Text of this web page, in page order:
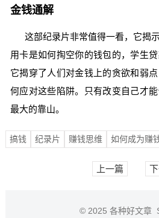
金钱通解
这部纪录片非常值得一看，它揭
用卡是如何掏空你的钱包的，学生
它揭穿了人们对金钱上的贪欲和弱
何应对这些陷阱。只有改变自己才
最大的靠山。
搞钱 纪录片 赚钱思维 如何成为赚
上一篇
© 2025 各种好文章